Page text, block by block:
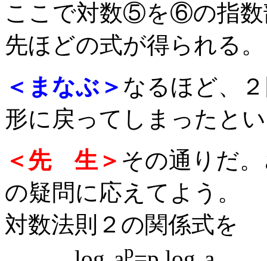
ここで対数⑤を⑥の指数
先ほどの式が得られる。
＜まなぶ＞ なるほど、
形に戻ってしまったと
＜先 生＞ その通りだ
の疑問に応えてよう。
対数法則２の関係式を
p